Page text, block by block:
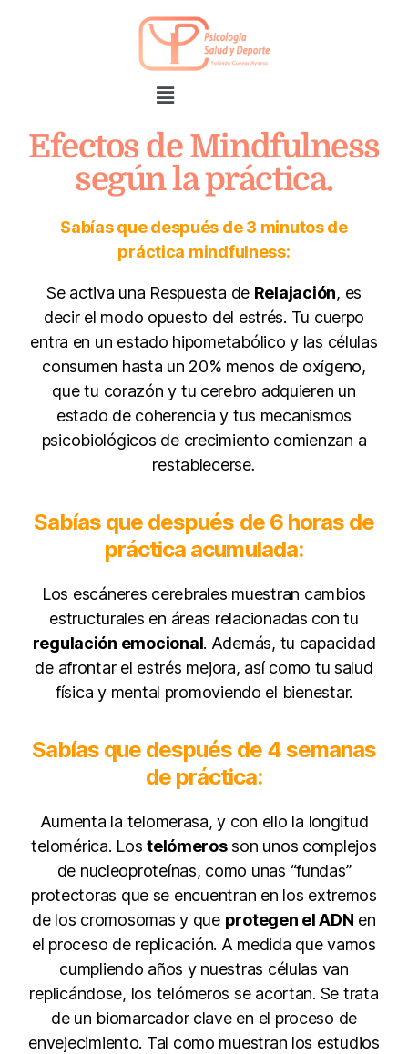
Efectos de Mindfulness
según la práctica.
Sabías que después de 3 minutos de
práctica mindfulness:
Se activa una Respuesta de Relajación, es
decir el modo opuesto del estrés. Tu cuerpo
entra en un estado hipometabólico y las células
consumen hasta un 20% menos de oxígeno,
que tu corazón y tu cerebro adquieren un
estado de coherencia y tus mecanismos
psicobiológicos de crecimiento comienzan a
restablecerse.
Sabías que después de 6 horas de
práctica acumulada:
Los escáneres cerebrales muestran cambios
estructurales en áreas relacionadas con tu
regulación emocional. Además, tu capacidad
de afrontar el estrés mejora, así como tu salud
física y mental promoviendo el bienestar.
Sabías que después de 4 semanas
de práctica:
Aumenta la telomerasa, y con ello la longitud
telomérica. Lostelómerosson unos complejos
de nucleoproteínas, como unas “fundas”
protectoras que se encuentran en los extremos
de los cromosomas y que protegen el ADN en
el proceso de replicación. A medida que vamos
cumpliendo años y nuestras células van
replicándose, los telómeros se acortan. Se trata
de un biomarcador clave en el proceso de
envejecimiento. Tal como muestran los estudios